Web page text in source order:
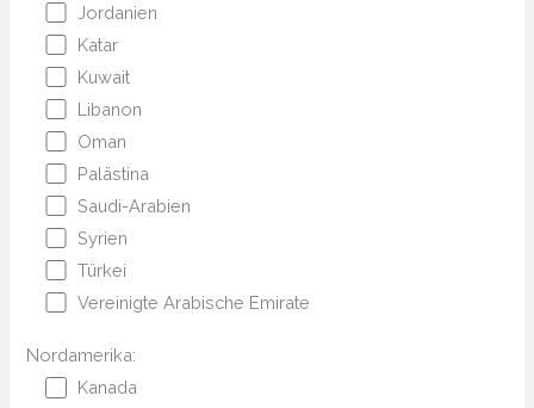
Jordanien
Katar
Kuwait
Libanon
Oman
Palästina
Saudi-Arabien
Syrien
Türkei
Vereinigte Arabische Emirate
Nordamerika:
Kanada